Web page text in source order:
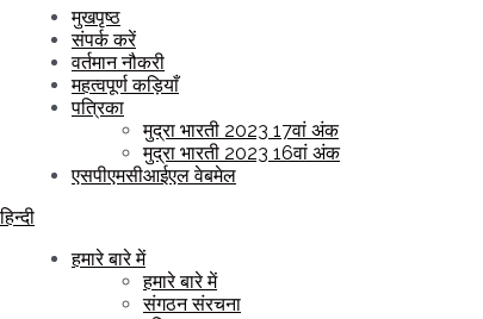
मुखपृष्ठ
संपर्क करें
वर्तमान नौकरी
महत्वपूर्ण कड़ियाँ
पत्रिका
मुद्रा भारती 2023 17वां अंक
मुद्रा भारती 2023 16वां अंक
एसपीएमसीआईएल वेबमेल
हिन्दी
हमारे बारे में
हमारे बारे में
संगठन संरचना